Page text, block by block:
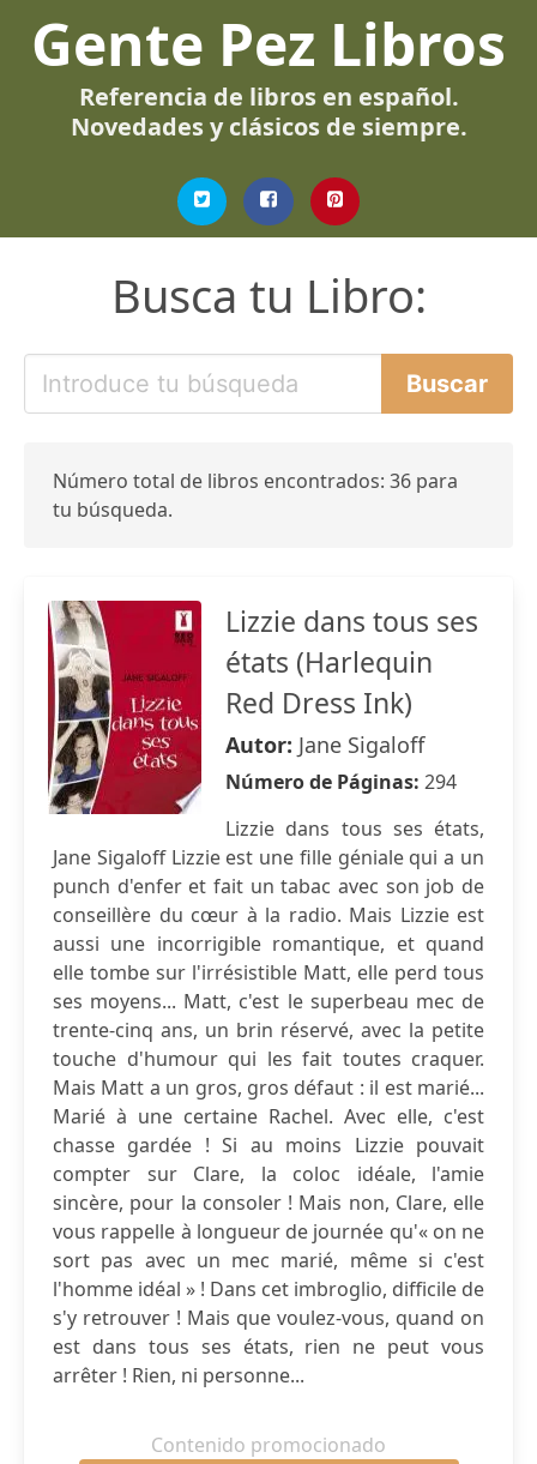
Gente Pez Libros
Referencia de libros en español.
Novedades y clásicos de siempre.
Busca tu Libro:
Número total de libros encontrados: 36 para
tu búsqueda.
Lizzie dans tous ses
états (Harlequin
Red Dress Ink)
Autor: Jane Sigaloff
Número de Páginas: 294
Lizzie dans tous ses états,
Jane Sigaloff Lizzie est une fille géniale qui a un
punch d'enfer et fait un tabac avec son job de
conseillère du cœur à la radio. Mais Lizzie est
aussi une incorrigible romantique, et quand
elle tombe sur l'irrésistible Matt, elle perd tous
ses moyens... Matt, c'est le superbeau mec de
trente-cinq ans, un brin réservé, avec la petite
touche d'humour qui les fait toutes craquer.
Mais Matt a un gros, gros défaut : il est marié...
Marié à une certaine Rachel. Avec elle, c'est
chasse gardée ! Si au moins Lizzie pouvait
compter sur Clare, la coloc idéale, l'amie
sincère, pour la consoler ! Mais non, Clare, elle
vous rappelle à longueur de journée qu'« on ne
sort pas avec un mec marié, même si c'est
l'homme idéal » ! Dans cet imbroglio, difficile de
s'y retrouver ! Mais que voulez-vous, quand on
est dans tous ses états, rien ne peut vous
arrêter ! Rien, ni personne...
Contenido promocionado